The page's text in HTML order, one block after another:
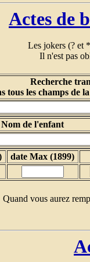
Actes de
Les jokers (? et
Il n'est pas
Recherche
tous les champs de
Nom de l'enfant
date Max (1899)
Quand vous aurez